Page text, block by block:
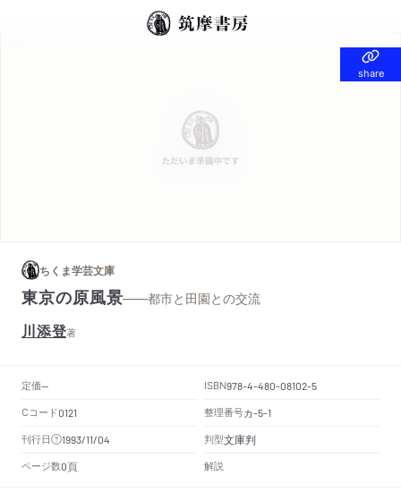
share
share
ちくま学芸文庫
東京の原風景——都市と田園との交流
川添登著
定価-- ISBN978-4-480-08102-5
Cコード0121 整理番号カ-5-1
刊行日 1993/11/04 判型文庫判
ページ数0頁 解説